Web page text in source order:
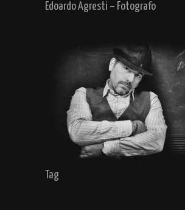
Edoardo Agresti – Fotografo
Tag